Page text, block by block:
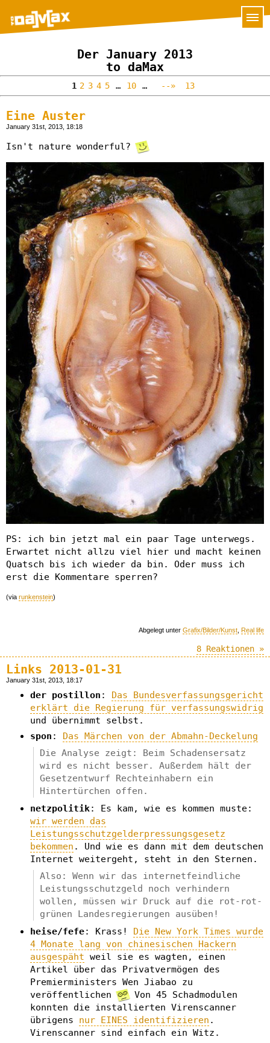
Der January 2013
to daMax
1 2 3 4 5 … 10 … --» 13
Eine Auster
January 31st, 2013, 18:18
Isn't nature wonderful?
PS: ich bin jetzt mal ein paar Tage unterwegs.
Erwartet nicht allzu viel hier und macht keinen
Quatsch bis ich wieder da bin. Oder muss ich
erst die Kommentare sperren?
(via runkenstein)
Abgelegt unter Grafix/Bilder/Kunst Real life
8 Reaktionen »
Links 2013-01-31
January 31st, 2013, 18:17
der postillon : Das Bundesverfassungsgericht
erklärt die Regierung für verfassungswidrig
und übernimmt selbst.
spon : Das Märchen von der Abmahn-Deckelung
Die Analyse zeigt: Beim Schadensersatz
wird es nicht besser. Außerdem hält der
Gesetzentwurf Rechteinhabern ein
Hintertürchen offen.
netzpolitik: Es kam, wie es kommen muste:
wir werden das
Leistungsschutzgelderpressungsgesetz
bekommen . Und wie es dann mit dem deutschen
Internet weitergeht, steht in den Sternen.
Also: Wenn wir das internetfeindliche
Leistungsschutzgeld noch verhindern
wollen, müssen wir Druck auf die rot-rot-
grünen Landesregierungen ausüben!
heise/fefe: Krass! Die New York Times wurde
4 Monate lang von chinesischen Hackern
ausgespäht weil sie es wagten, einen
Artikel über das Privatvermögen des
Premierministers Wen Jiabao zu
veröffentlichen
Von 45 Schadmodulen
konnten die installierten Virenscanner
übrigens nur EINES identifizieren .
Virenscanner sind einfach ein Witz.